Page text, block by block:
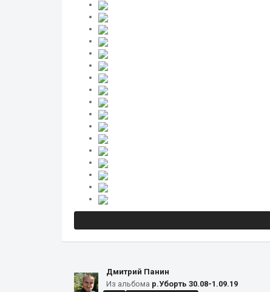
Дмитрий Панин
Из альбома р.Уборть 30.08-1.09.19